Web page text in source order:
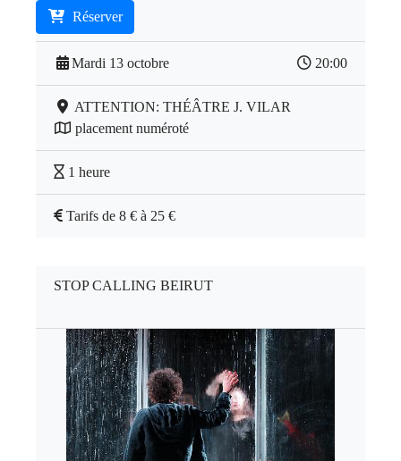
Réserver
Mardi 13 octobre 20:00
ATTENTION: THÉÂTRE J. VILAR
placement numéroté
1 heure
Tarifs de 8 € à 25 €
STOP CALLING BEIRUT